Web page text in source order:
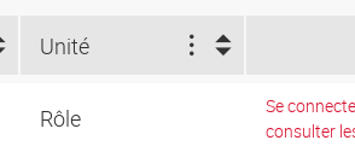
Unité
Rôle
Se
consulter